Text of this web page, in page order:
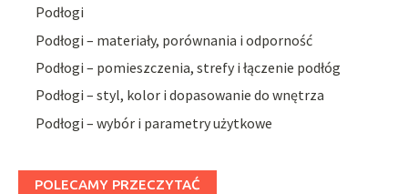
Podłogi
Podłogi – materiały, porównania i odporność
Podłogi – pomieszczenia, strefy i łączenie podłóg
Podłogi – styl, kolor i dopasowanie do wnętrza
Podłogi – wybór i parametry użytkowe
POLECAMY PRZECZYTAĆ